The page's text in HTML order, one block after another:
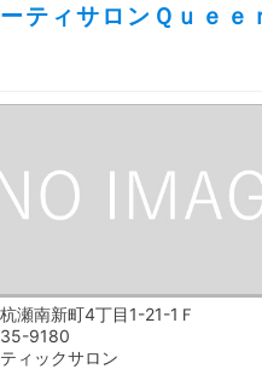
ティサロンＱｕｅｅ
瀬南新町4丁目1-21-1Ｆ
9180
ィックサロン